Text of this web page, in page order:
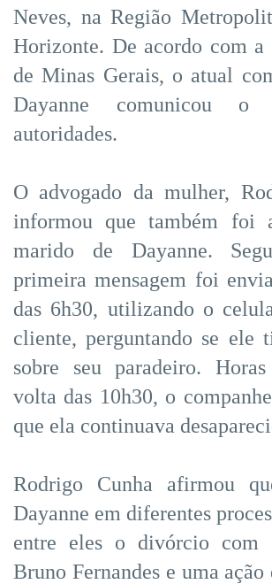
Neves, na Região
Horizonte. De acordo com
de Minas Gerais, o atual
Dayanne comunicou o
autoridades.
O advogado da mulher,
informou que também foi
marido de Dayanne.
primeira mensagem foi
das 6h30, utilizando o
cliente, perguntando se ele
sobre seu paradeiro.
volta das 10h30, o
que ela continuava
Rodrigo Cunha afirmou
Dayanne em diferentes
entre eles o divórcio com
Bruno Fernandes e uma ação